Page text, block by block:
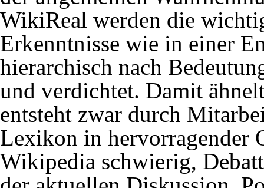
16.10.2022 Stuttgart 21/
05.10.2021
Stuttgart 21/
Manipulationen (pdf
29.04.2021 Stuttgart 21,
Brandschutz(pdf
31.03.2021
WikiReal werden die
Erkenntnisse wie in einer
hierarchisch nach
und verdichtet. Damit
entsteht zwar durch
Lexikon in hervorragender
Wikipedia schwierig,